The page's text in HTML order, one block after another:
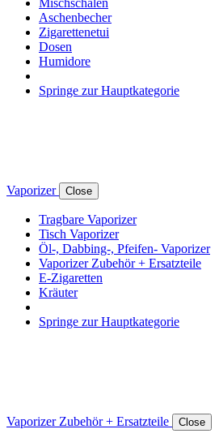
Mischschalen
Aschenbecher
Zigarettenetui
Dosen
Humidore
Springe zur Hauptkategorie
Vaporizer Close
Tragbare Vaporizer
Tisch Vaporizer
Öl-, Dabbing-, Pfeifen- Vaporizer
Vaporizer Zubehör + Ersatzteile
E-Zigaretten
Kräuter
Springe zur Hauptkategorie
Vaporizer Zubehör + Ersatzteile Close